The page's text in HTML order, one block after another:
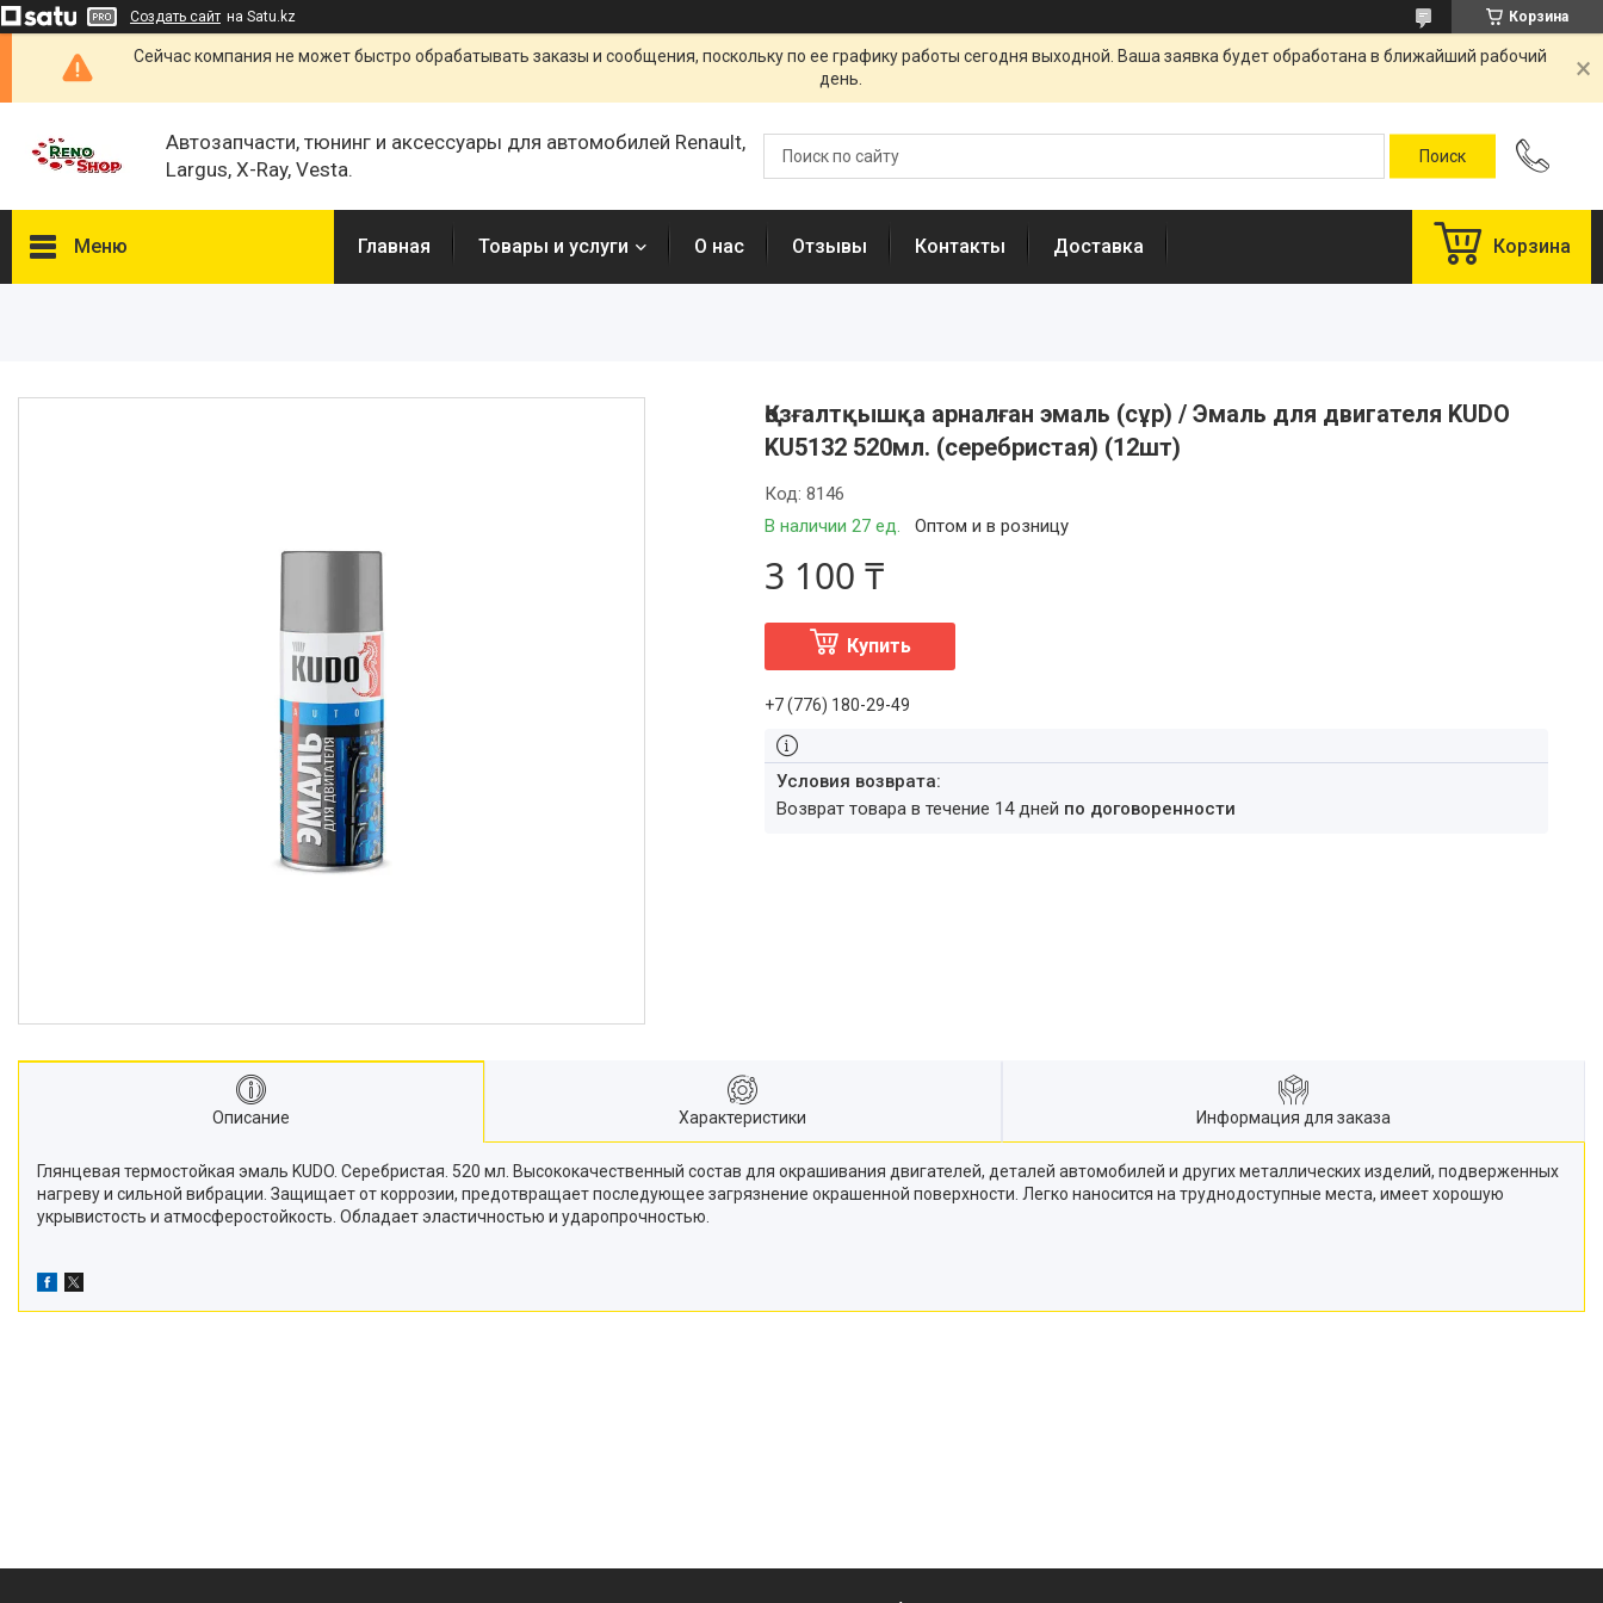
Создать сайт на Satu.kz Корзина
Сейчас компания не может быстро обрабатывать заказы и сообщения, поскольку по ее графику работы сегодня выходной. Ваша заявка будет обработана в ближайший рабочий
день.
Автозапчасти, тюнинг и аксессуары для автомобилей Renault,
Largus, X-Ray, Vesta.
Меню Главная Товары и услуги О нас Отзывы Контакты Доставка Корзина
Қозғалтқышқа арналған эмаль (сұр) / Эмаль для двигателя KUDO
KU5132 520мл. (серебристая) (12шт)
В наличии 27 ед. Оптом и в розницу
Код:8146
3 100 ₸
Купить
+7 (776) 180-29-49
возврат товара в течение 14 дней по договоренности
Описание Характеристики Информация для заказа
Глянцевая термостойкая эмаль KUDO. Серебристая. 520 мл. Высококачественный состав для окрашивания двигателей, деталей автомобилей и других металлических изделий, подверженных
нагреву и сильной вибрации. Защищает от коррозии, предотвращает последующее загрязнение окрашенной поверхности. Легко наносится на труднодоступные места, имеет хорошую
укрывистость и атмосферостойкость. Обладает эластичностью и ударопрочностью.